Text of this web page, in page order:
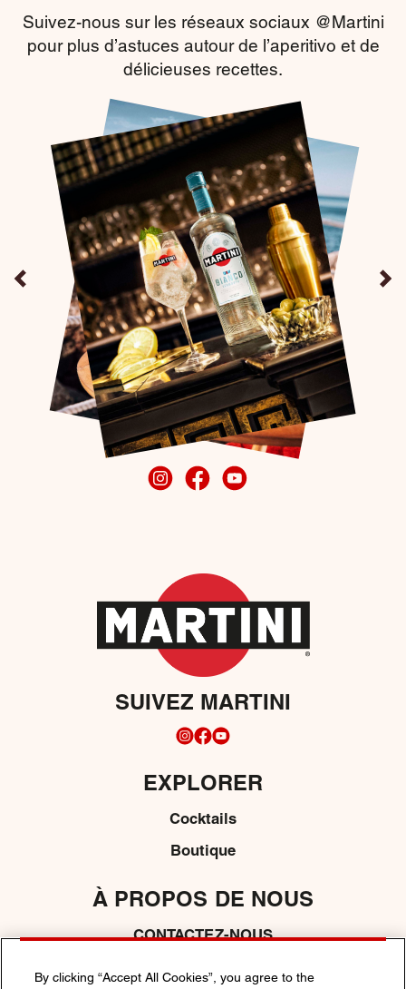
Suivez-nous sur les réseaux sociaux @Martini
pour plus d’astuces autour de l’aperitivo et de
délicieuses recettes.
SUIVEZ MARTINI
EXPLORER
Cocktails
Boutique
À PROPOS DE NOUS
CONTACTEZ-NOUS
By clicking “Accept All Cookies”, you agree to the